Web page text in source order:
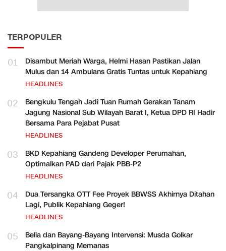
TERPOPULER
01
Disambut Meriah Warga, Helmi Hasan Pastikan Jalan
Mulus dan 14 Ambulans Gratis Tuntas untuk Kepahiang
HEADLINES
02
Bengkulu Tengah Jadi Tuan Rumah Gerakan Tanam
Jagung Nasional Sub Wilayah Barat I, Ketua DPD RI Hadir
Bersama Para Pejabat Pusat
HEADLINES
03
BKD Kepahiang Gandeng Developer Perumahan,
Optimalkan PAD dari Pajak PBB-P2
HEADLINES
04
Dua Tersangka OTT Fee Proyek BBWSS Akhirnya Ditahan
Lagi, Publik Kepahiang Geger!
HEADLINES
05
Belia dan Bayang-Bayang Intervensi: Musda Golkar
Pangkalpinang Memanas